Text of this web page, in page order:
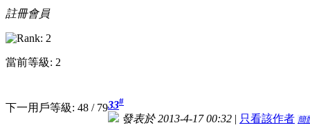
註冊會員
當前等級: 2
下一用戶等級: 48 / 7933#
發表於 2013-4-17 00:32 | 只看該作者 簡